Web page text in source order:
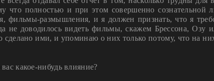
что полностью и при этом совершенно сознательной
размышления, и я должен признать, что я
не доводилось видеть фильмы, скажем Брессона,
ими, и упоминаю о них только потому, что на
какое-нибудь влияние?